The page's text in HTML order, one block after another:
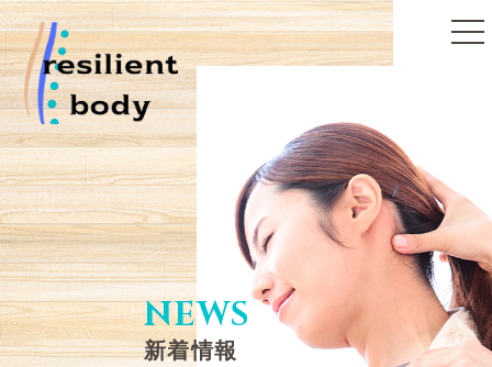
toggle
NEWS
新着情報